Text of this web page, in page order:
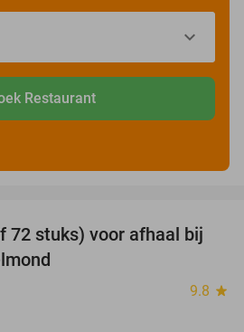
Restaurant
45%
72 stuks) voor afhaal bij
9.8 star